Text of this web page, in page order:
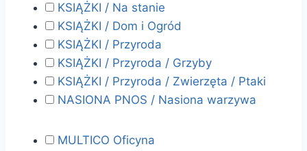
KSIĄŻKI / Na stanie
KSIĄŻKI / Dom i Ogród
KSIĄŻKI / Przyroda
KSIĄŻKI / Przyroda / Grzyby
KSIĄŻKI / Przyroda / Zwierzęta / Ptaki
NASIONA PNOS / Nasiona warzywa
MULTICO Oficyna